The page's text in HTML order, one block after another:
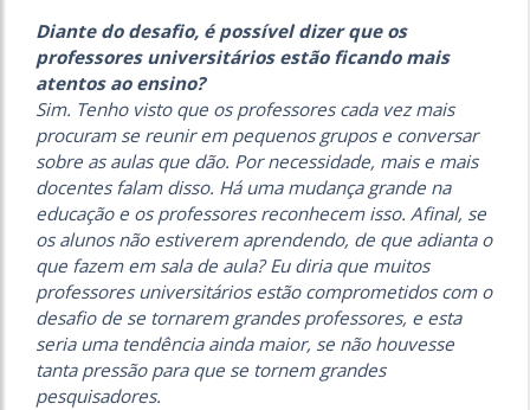
Diante do desafio, é possível dizer que os
professores universitários estão ficando mais
atentos ao ensino?
Sim. Tenho visto que os professores cada vez mais
procuram se reunir em pequenos grupos e conversar
sobre as aulas que dão. Por necessidade, mais e mais
docentes falam disso. Há uma mudança grande na
educação e os professores reconhecem isso. Afinal, se
os alunos não estiverem aprendendo, de que adianta o
que fazem em sala de aula? Eu diria que muitos
professores universitários estão comprometidos com o
desafio de se tornarem grandes professores, e esta
seria uma tendência ainda maior, se não houvesse
tanta pressão para que se tornem grandes
pesquisadores.